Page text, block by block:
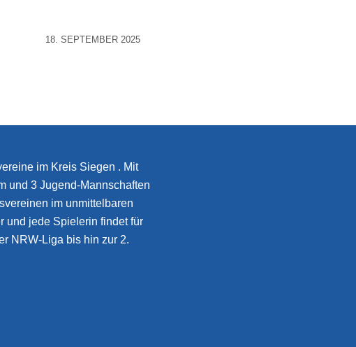
18. SEPTEMBER 2025
im Kreis Siegen . Mit
und 3 Jugend-Mannschaften
im unmittelbaren
und jede Spielerin findet für
NRW-Liga bis hin zur 2.